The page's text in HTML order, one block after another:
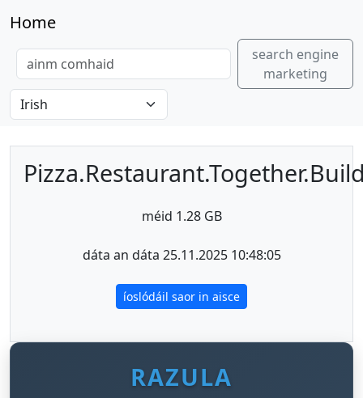
Home
search engine
marketing
méid 1.28 GB
dáta an dáta 25.11.2025 10:48:05
íoslódáil saor in aisce
RAZULA